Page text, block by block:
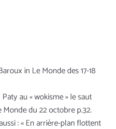
in Le Monde des 17-18
au « wokisme » le saut
du 22 octobre p.32.
: « En arrière-plan flottent